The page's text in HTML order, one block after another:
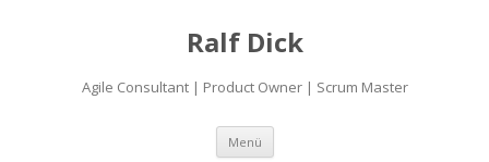
Ralf Dick
Agile Consultant | Product Owner | Scrum Master
Menü Zum